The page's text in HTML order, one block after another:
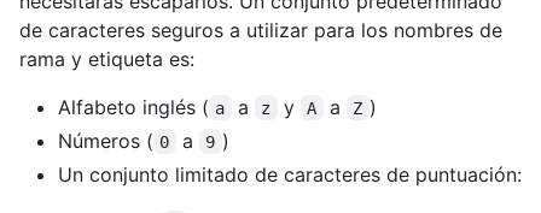
de caracteres seguros a utilizar para los nombres de
rama y etiqueta es:
Alfabeto inglés ( a a z y A a Z )
Números ( 0 a 9 )
Un conjunto limitado de caracteres de puntuación: